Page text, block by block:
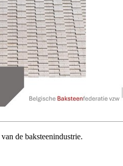
van de baksteenindustrie.